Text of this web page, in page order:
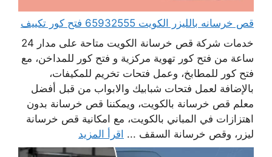
قص خرسانه بالليزر الكويت 65932555 فتح كور تكييف
خدمات شركة قص خرسانة الكويت متاحة على مدار 24
ساعة من فتح كور تهوية مركزية و فتح كور للمداخن، مع
فتح كور للمطابخ، وعمل فتحات تخريم للمكيفات،
بالإضافة لعمل فتحات شبابيك والابواب من قبل أفضل
معلم قص خرسانة بالكويت، ويمكننا قص خرسانة بدون
اهتزازات في المباني بالكويت، مع امكانية قص خرسانة
ليزر، وقص خرسانة السقف ... اقرأ المزيد